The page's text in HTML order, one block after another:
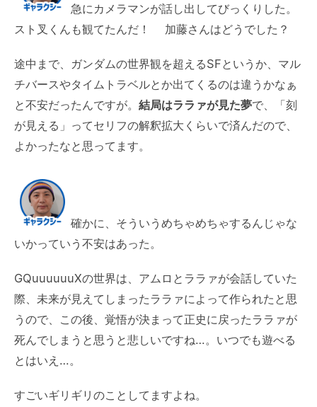
急にカメラマンが話し出してびっくりした。
スト叉くんも観てたんだ！ 加藤さんはどうでした？
途中まで、ガンダムの世界観を超えるSFというか、マル
チバースやタイムトラベルとか出てくるのは違うかなぁ
と不安だったんですが。 結局はララァが見た夢で、「刻
が見える」ってセリフの解釈拡大くらいで済んだので、
よかったなと思ってます。
確かに、そういうめちゃめちゃするんじゃな
いかっていう不安はあった。
GQuuuuuuXの世界は、アムロとララァが会話していた
際、未来が見えてしまったララァによって作られたと思
うので、この後、覚悟が決まって正史に戻ったララァが
死んでしまうと思うと悲しいですね…。いつでも遊べる
とはいえ…。
すごいギリギリのことしてますよね。